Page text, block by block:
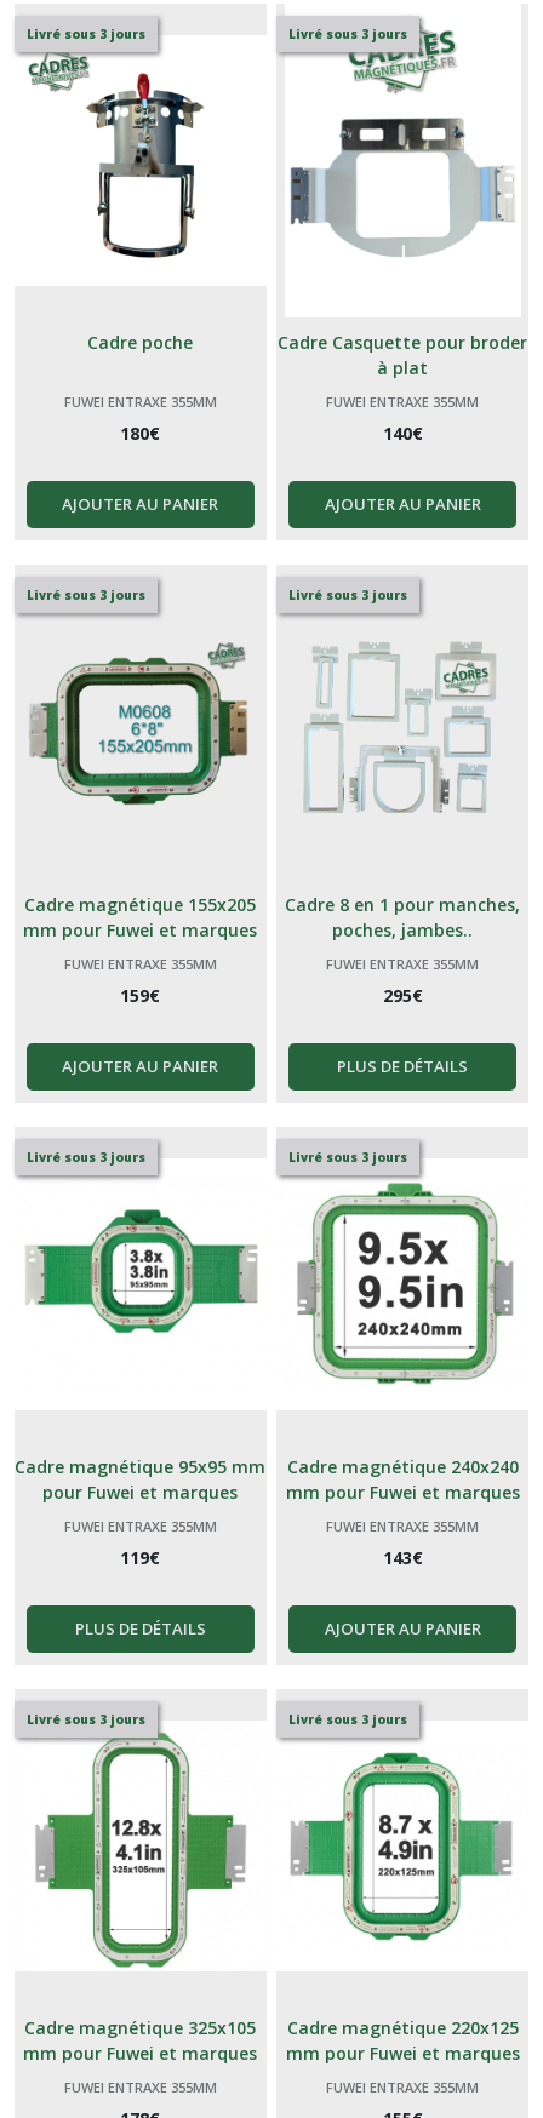
Livré sous 3 jours
Cadre poche
FUWEI ENTRAXE 355MM
180€
AJOUTER AU PANIER
Livré sous 3 jours
Cadre Casquette pour broder
à plat
FUWEI ENTRAXE 355MM
140€
AJOUTER AU PANIER
Livré sous 3 jours
Cadre magnétique 155x205
mm pour Fuwei et marques
génériques Chinoises
FUWEI ENTRAXE 355MM
159€
AJOUTER AU PANIER
Livré sous 3 jours
Cadre 8 en 1 pour manches,
poches, jambes..
FUWEI ENTRAXE 355MM
295€
PLUS DE DÉTAILS
Livré sous 3 jours
Cadre magnétique 95x95 mm
pour Fuwei et marques
génériques Chinoises
FUWEI ENTRAXE 355MM
119€
PLUS DE DÉTAILS
Livré sous 3 jours
Cadre magnétique 240x240
mm pour Fuwei et marques
génériques Chinoises
FUWEI ENTRAXE 355MM
143€
AJOUTER AU PANIER
Livré sous 3 jours
Cadre magnétique 325x105
mm pour Fuwei et marques
génériques Chinoises
FUWEI ENTRAXE 355MM
Livré sous 3 jours
Cadre magnétique 220x125
mm pour Fuwei et marques
génériques Chinoises
FUWEI ENTRAXE 355MM